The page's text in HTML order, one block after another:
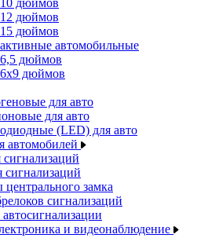
дюймов
дюймов
дюймов
автомобильные
дюймов
дюймов
для авто
для авто
(LED) для авто
автомобилей
сигнализаций
замка
сигнализаций
и видеонаблюдение